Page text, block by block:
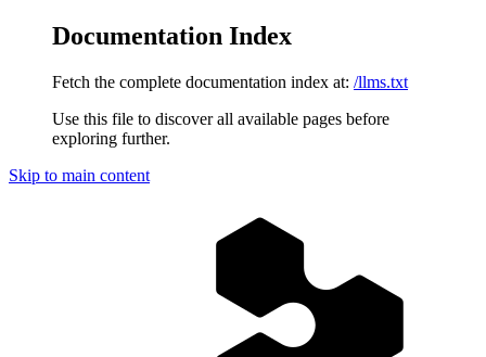
Documentation Index
Fetch the complete documentation index at: /llms.txt
Use this file to discover all available pages before
exploring further.
Skip to main content